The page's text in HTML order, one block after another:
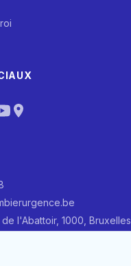
l'Abattoir, 1000, Bruxelles